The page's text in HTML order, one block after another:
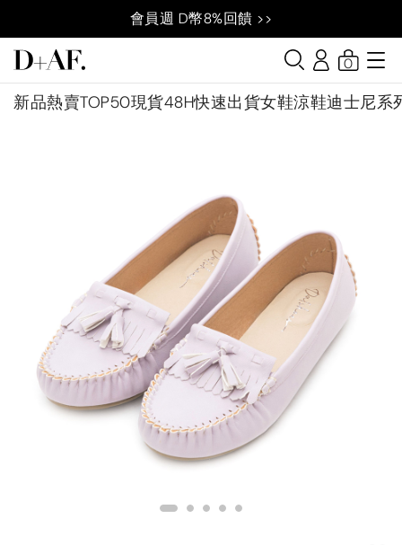
會員週 D幣8%回饋 >>
新品熱賣TOP50現貨48H快速出貨女鞋涼鞋迪士尼系
0